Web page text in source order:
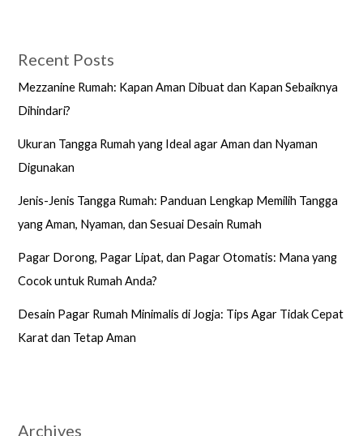
Recent Posts
Mezzanine Rumah: Kapan Aman Dibuat dan Kapan Sebaiknya
Dihindari?
Ukuran Tangga Rumah yang Ideal agar Aman dan Nyaman
Digunakan
Jenis-Jenis Tangga Rumah: Panduan Lengkap Memilih Tangga
yang Aman, Nyaman, dan Sesuai Desain Rumah
Pagar Dorong, Pagar Lipat, dan Pagar Otomatis: Mana yang
Cocok untuk Rumah Anda?
Desain Pagar Rumah Minimalis di Jogja: Tips Agar Tidak Cepat
Karat dan Tetap Aman
Archives